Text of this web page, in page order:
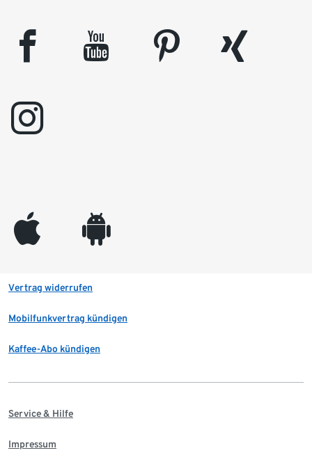
facebook youtube pinterest
xing
instagram
appleinc android
Vertrag widerrufen
Mobilfunkvertrag kündigen
Kaffee-Abo kündigen
Service & Hilfe
Impressum